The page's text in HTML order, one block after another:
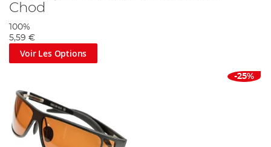
Chod
100%
5,59 €
Voir Les Options
-25%